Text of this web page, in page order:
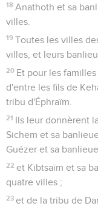
18 Anathoth et sa
villes.
19 Toutes les villes
villes, et leurs
20 Et pour les
d'entre les fils de
tribu d'Éphraïm.
21 Ils leur donnèrent
Sichem et sa
Guézer et sa banlieue,
22 et Kibtsaïm et sa
quatre villes ;
23 et de la tribu de